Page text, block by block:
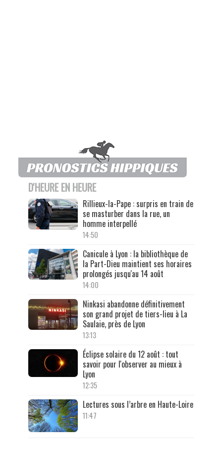
D'HEURE EN HEURE
Rillieux-la-Pape : surpris en train de
se masturber dans la rue, un
homme interpellé
14:50
Canicule à Lyon : la bibliothèque de
la Part-Dieu maintient ses horaires
prolongés jusqu'au 14 août
14:00
Ninkasi abandonne définitivement
son grand projet de tiers-lieu à La
Saulaie, près de Lyon
13:13
Éclipse solaire du 12 août : tout
savoir pour l'observer au mieux à
Lyon
12:35
Lectures sous l’arbre en Haute-Loire
11:47